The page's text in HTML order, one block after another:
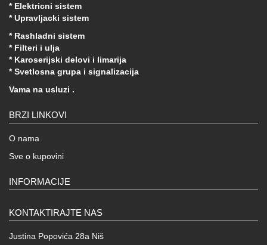
* Elektricni sistem
* Upravljacki sistem
* Rashladni sistem
* Filteri i ulja
* Karoserijski delovi i limarija
* Svetlosna grupa i signalizacija
Vama na usluzi .
BRZI LINKOVI
O nama
Sve o kupovini
INFORMACIJE
KONTAKTIRAJTE NAS
Justina Popovića 28a Niš